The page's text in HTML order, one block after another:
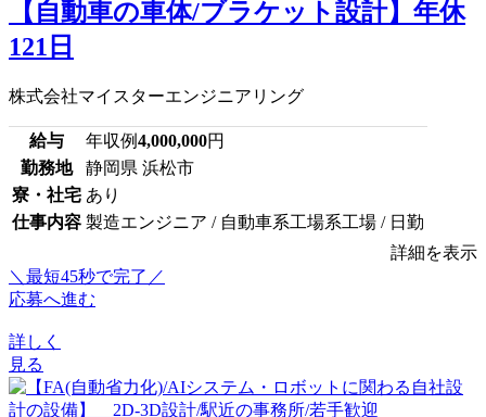
【自動車の車体/ブラケット設計】年休
121日
株式会社マイスターエンジニアリング
給与 年収例4,000,000円
勤務地
静岡県 浜松市
寮・社宅 あり
仕事内容 製造エンジニア / 自動車系工場系工場 / 日勤
詳細を表示
＼最短45秒で完了／
応募へ進む
詳しく
見る